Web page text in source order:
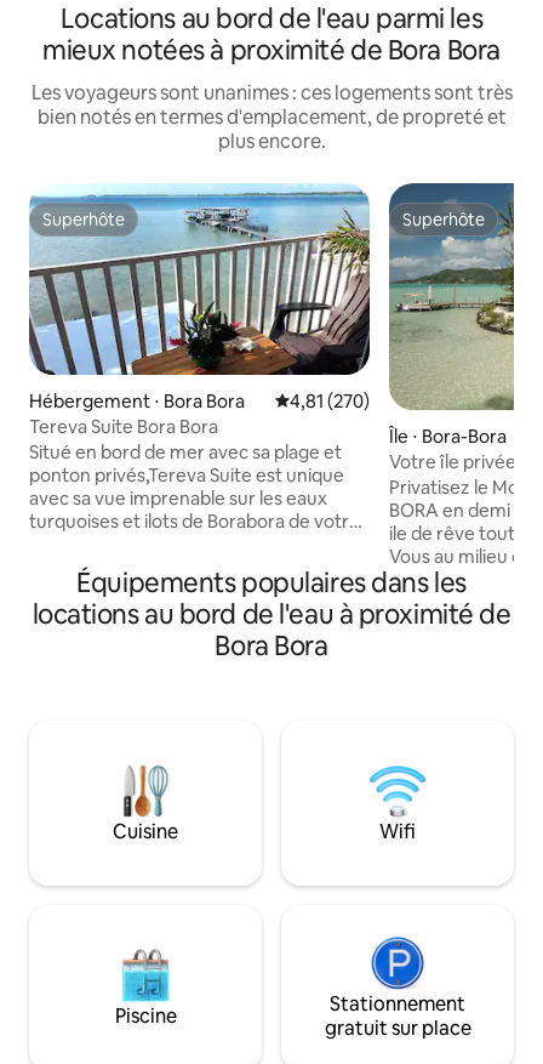
Locations au bord de l'eau parmi les
mieux notées à proximité de Bora Bora
Les voyageurs sont unanimes : ces logements sont très
bien notés en termes d'emplacement, de propreté et
plus encore.
Superhôte
Superhôte
Hébergement ⋅ Bora Bora Évaluation moyenne sur la
4,81 (270)
Tereva Suite Bora Bora
Situé en bord de mer avec sa plage et
ponton privés,Tereva Suite est unique
avec sa vue imprenable sur les eaux
turquoises et ilots de Borabora de votre
lagon avec les spots de snorkling a vos
pieds! Nous assurons les transferts au
check in et out(avec arret supermarché)
, nous communiquer les horaires
d'arrivée/départ . Vélos ,kayaks,paddle,
Superhôte
Superhôte
Île ⋅ Bora-Bora
Votre île privée
♥️♥️
Privatisez le Motu
BORA en demi
ile de rêve tout
Vous au milieu du lagon de Bora Bora et
retrouvez vous
vivre une
amoureux ... Profitez de votre intimité
célébrer un
Équipements populaires dans les
locations au bord de l'eau à proximité de
Bora Bora
Cuisine Wifi
Piscine
Stationnement
gratuit sur place